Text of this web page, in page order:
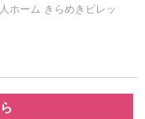
ホーム きらめきビレッ